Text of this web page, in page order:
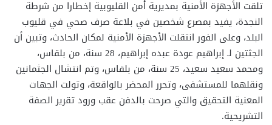
تلقت الأجهزة الأمنية بمديرية أمن القليوبية إخطارا من شرطة
النجدة، يفيد بمصرع شخصين في بلاعة صرف صحي في قليوب
البلد، وعلى الفور انتقلت الأجهزة الأمنية لمكان الحادث، وتبين أن
الجثتين لـ إبراهيم عودة عبده إبراهيم، 28 سنة، من بلقاس،
ومحمد سعيد سعيد، 25 سنة، من بلقاس، وتم انتشال الجثمانين
ونقلهما للمستشفى، وتحرر المحضر بالواقعة، وتولت الجهات
المعنية التحقيق والتي صرحت بالدفن عقب ورود تقرير الصفة
التشريحية.